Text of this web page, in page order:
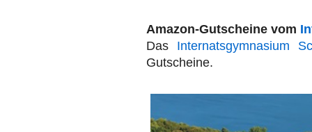
Amazon-Gutscheine vom
Das Internatsgymnasium
Gutscheine.